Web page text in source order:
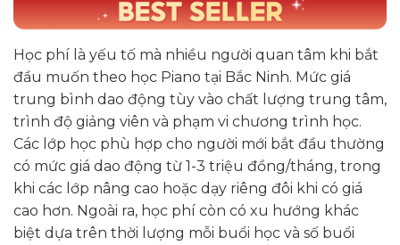
Học phí là yếu tố mà nhiều người quan tâm khi bắt
đầu muốn theo học Piano tại Bắc Ninh. Mức giá
trung bình dao động tùy vào chất lượng trung tâm,
trình độ giảng viên và phạm vi chương trình học.
Các lớp học phù hợp cho người mới bắt đầu thường
có mức giá dao động từ 1-3 triệu đồng/tháng, trong
khi các lớp nâng cao hoặc dạy riêng đôi khi có giá
cao hơn. Ngoài ra, học phí còn có xu hướng khác
biệt dựa trên thời lượng mỗi buổi học và số buổi